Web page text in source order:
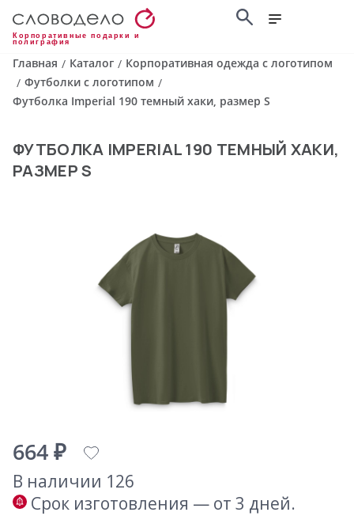
Корпоративные подарки и
полиграфия
Главная / Каталог / Корпоративная одежда с логотипом
/ Футболки с логотипом /
Футболка Imperial 190 темный хаки, размер S
ФУТБОЛКА IMPERIAL 190 ТЕМНЫЙ ХАКИ,
РАЗМЕР S
664 ₽
В наличии 126
Срок изготовления — от 3 дней.